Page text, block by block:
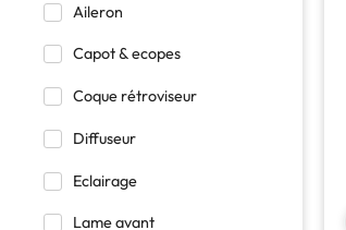
Aileron
Capot & ecopes
Coque rétroviseur
Diffuseur
Eclairage
Lame avant